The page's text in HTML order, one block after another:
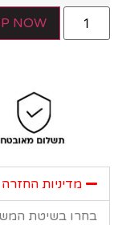
SHOP NOW
מדיניות החזרה &
בשיטת המשלוח